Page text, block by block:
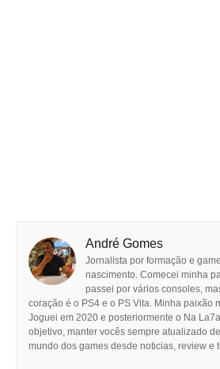
André Gomes
Jornalista por formação e
nascimento. Comecei minha
passei por vários consoles,
coração é o PS4 e o PS Vita. Minha paixão
Joguei em 2020 e posteriormente o Na
objetivo, manter vocês sempre atualizado
mundo dos games desde noticias, review e